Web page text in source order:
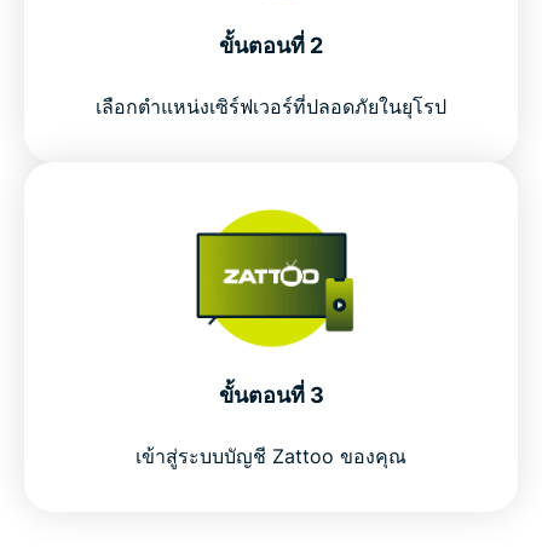
ขั้นตอนที่ 2
เลือกตำแหน่งเซิร์ฟเวอร์ที่ปลอดภัยในยุโรป
ขั้นตอนที่ 3
เข้าสู่ระบบบัญชี Zattoo ของคุณ